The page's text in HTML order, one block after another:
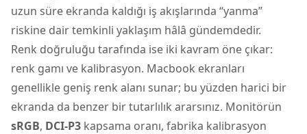
uzun süre ekranda kaldığı iş akışlarında “yanma”
riskine dair temkinli yaklaşım hâlâ gündemdedir.
Renk doğruluğu tarafında ise iki kavram öne çıkar:
renk gamı ve kalibrasyon. Macbook ekranları
genellikle geniş renk alanı sunar; bu yüzden harici bir
ekranda da benzer bir tutarlılık ararsınız. Monitörün
sRGB, DCI-P3 kapsama oranı, fabrika kalibrasyon